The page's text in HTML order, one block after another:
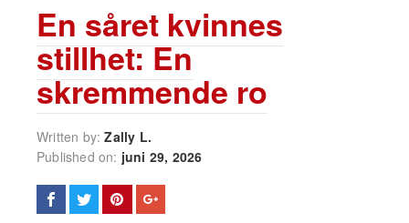
En såret kvinnes
stillhet: En
skremmende ro
Written by:Zally L.
Published on: juni 29, 2026